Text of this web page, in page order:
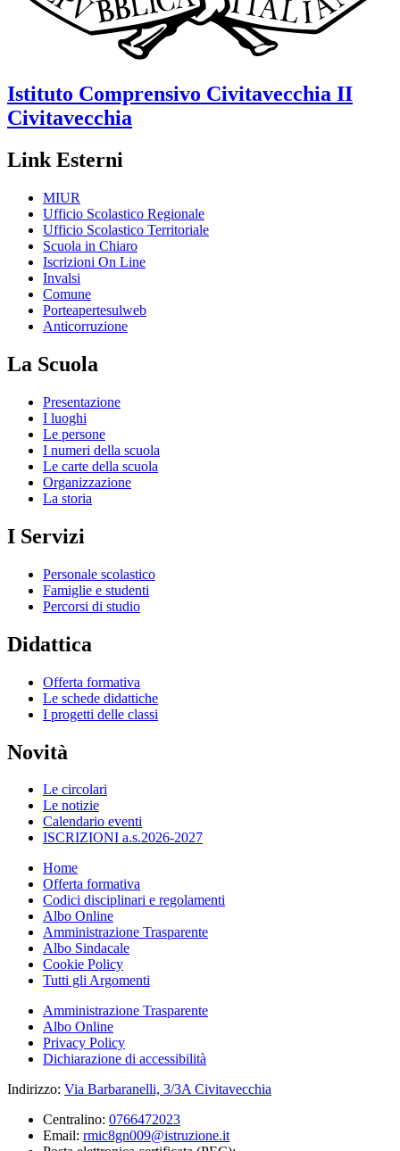
Istituto Comprensivo Civitavecchia II
Civitavecchia
Link Esterni
MIUR
Ufficio Scolastico Regionale
Ufficio Scolastico Territoriale
Scuola in Chiaro
Iscrizioni On Line
Invalsi
Comune
Porteapertesulweb
Anticorruzione
La Scuola
Presentazione
I luoghi
Le persone
I numeri della scuola
Le carte della scuola
Organizzazione
La storia
I Servizi
Personale scolastico
Famiglie e studenti
Percorsi di studio
Didattica
Offerta formativa
Le schede didattiche
I progetti delle classi
Novità
Le circolari
Le notizie
Calendario eventi
ISCRIZIONI a.s.2026-2027
Home
Offerta formativa
Codici disciplinari e regolamenti
Albo Online
Amministrazione Trasparente
Albo Sindacale
Cookie Policy
Tutti gli Argomenti
Amministrazione Trasparente
Albo Online
Privacy Policy
Dichiarazione di accessibilità
Indirizzo: Via Barbaranelli, 3/3A Civitavecchia
Centralino: 0766472023
Email: rmic8gn009@istruzione.it